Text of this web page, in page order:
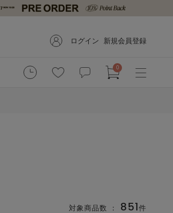
ログイン 新規会員登録
0
対象商品数 ： 851件